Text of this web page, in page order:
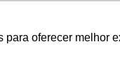
para oferecer melhor